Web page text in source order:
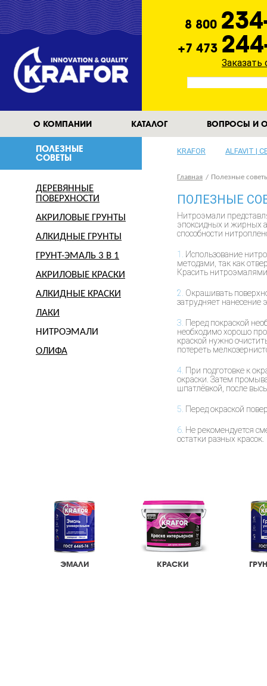
8 800
+7 473
Заказать
О КОМПАНИИ КАТАЛОГ ВОПРОСЫ И
ПОЛЕЗНЫЕ
СОВЕТЫ
ДЕРЕВЯННЫЕ
ПОВЕРХНОСТИ
АКРИЛОВЫЕ ГРУНТЫ
АЛКИДНЫЕ ГРУНТЫ
ГРУНТ-ЭМАЛЬ 3 В 1
АКРИЛОВЫЕ КРАСКИ
АЛКИДНЫЕ КРАСКИ
ЛАКИ
НИТРОЭМАЛИ
ОЛИФА
KRAFOR ALFAVIT |
Главная Полезные
ПОЛЕЗНЫЕ
Нитроэмали
эпоксидных и жирных
способности
1.
Использование
методами, так как
Красить
2. Окрашивать
затрудняет нанесение
3. Перед покраской
необходимо хорошо
краской нужно
потереть
4. При подготовке к
окраски. Затем
шпатлёвкой, после
5. Перед окраской
6. Не рекомендуется
остатки разных красок.
ЭМАЛИ КРАСКИ